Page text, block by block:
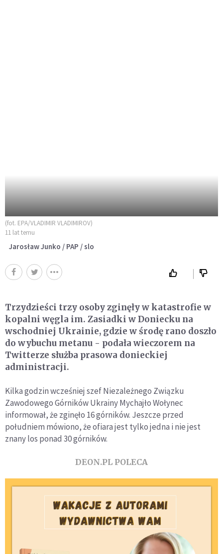
(fot. EPA/VLADIMIR VLADIMIROV)
11 lat temu
Jarosław Junko / PAP / slo
Trzydzieści trzy osoby zginęły w katastrofie w
kopalni węgla im. Zasiadki w Doniecku na
wschodniej Ukrainie, gdzie w środę rano doszło
do wybuchu metanu - podała wieczorem na
Twitterze służba prasowa donieckiej
administracji.
Kilka godzin wcześniej szef Niezależnego Związku
Zawodowego Górników Ukrainy Mychajło Wołynec
informował, że zginęło 16 górników. Jeszcze przed
południem mówiono, że ofiara jest tylko jedna i nie jest
znany los ponad 30 górników.
DEON.PL POLECA